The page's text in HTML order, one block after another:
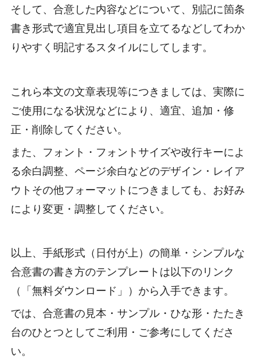
そして、合意した内容などについて、別記に箇条
書き形式で適宜見出し項目を立てるなどしてわか
りやすく明記するスタイルにしてします。
これら本文の文章表現等につきましては、実際に
ご使用になる状況などにより、適宜、追加・修
正・削除してください。
また、フォント・フォントサイズや改行キーによ
る余白調整、ページ余白などのデザイン・レイア
ウトその他フォーマットにつきましても、お好み
により変更・調整してください。
以上、手紙形式（日付が上）の簡単・シンプルな
合意書の書き方のテンプレートは以下のリンク
（「無料ダウンロード」）から入手できます。
では、合意書の見本・サンプル・ひな形・たたき
台のひとつとしてご利用・ご参考にしてくださ
い。